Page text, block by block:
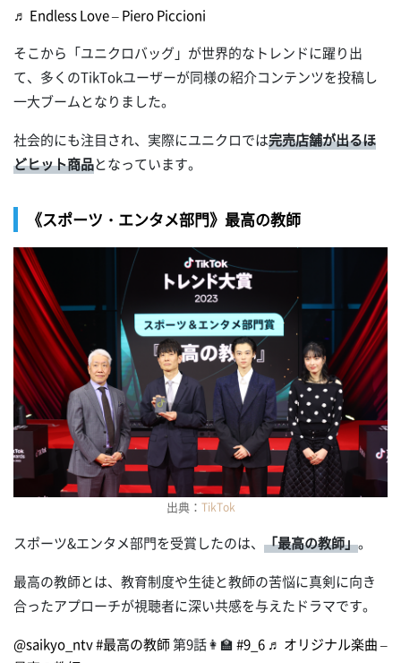
♬ Endless Love – Piero Piccioni
そこから「ユニクロバッグ」が世界的なトレンドに躍り出
て、多くのTikTokユーザーが同様の紹介コンテンツを投稿し
一大ブームとなりました。
社会的にも注目され、実際にユニクロでは完売店舗が出るほ
どヒット商品となっています。
《スポーツ・エンタメ部門》最高の教師
出典： TikTok
スポーツ&エンタメ部門を受賞したのは、 「最高の教師」。
最高の教師とは、教育制度や生徒と教師の苦悩に真剣に向き
合ったアプローチが視聴者に深い共感を与えたドラマです。
@saikyo_ntv#最高の教師第9話👩‍🏫#9_6 ♬ オリジナル楽曲 –